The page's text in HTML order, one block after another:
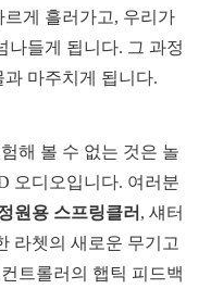
게 흘러가고, 우리가
나들게 됩니다. 그 과정
마주치게 됩니다.
해 볼 수 없는 것은 놀
오디오입니다. 여러분
원용 스프링클러 , 섀터
라쳇의 새로운 무기고
트롤러의 햅틱 피드백